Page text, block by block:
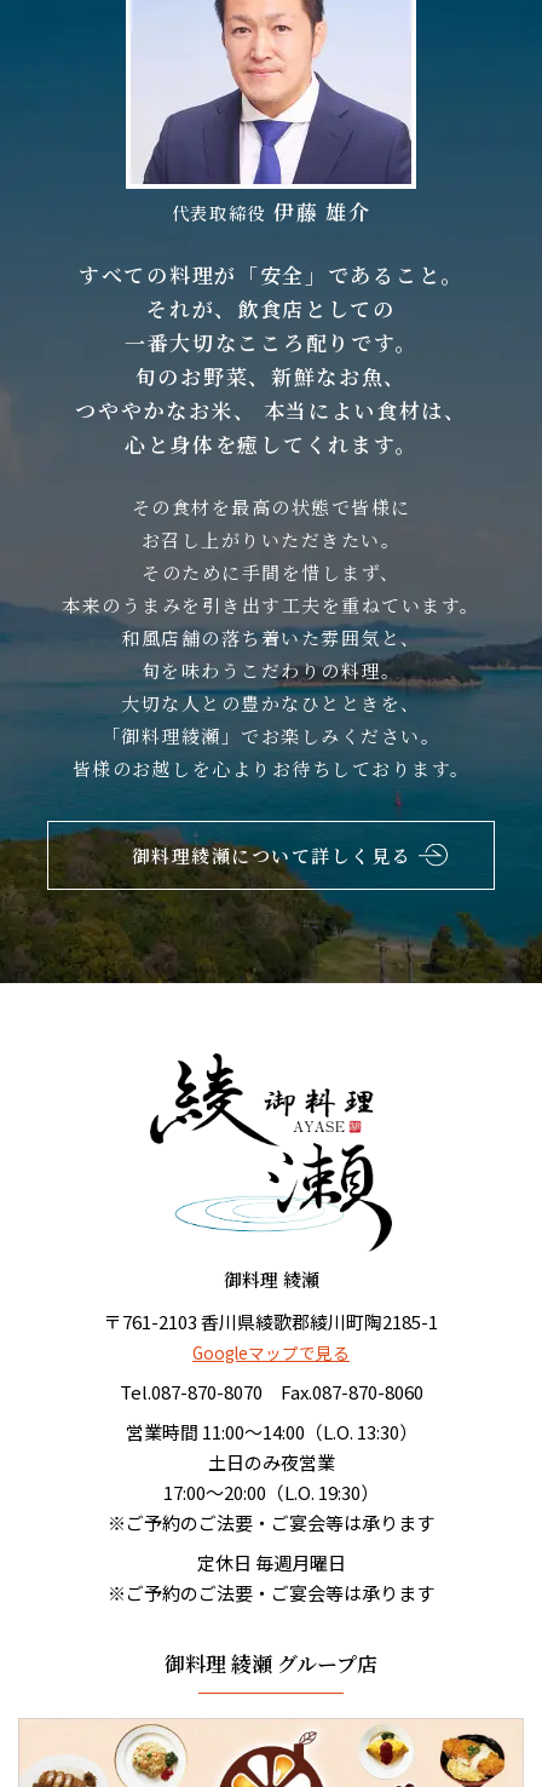
代表取締役 伊藤 雄介
すべての料理が「安全」であること。
それが、飲食店としての
一番大切なこころ配りです。
旬のお野菜、新鮮なお魚、
つややかなお米、
本当によい食材は、
心と身体を癒してくれます。
その食材を最高の状態で皆様に
お召し上がりいただきたい。
そのために手間を惜しまず、
本来のうまみを引き出す工夫を重ねています。
和風店舗の落ち着いた雰囲気と、
旬を味わうこだわりの料理。
大切な人との豊かなひとときを、
「御料理綾瀬」でお楽しみください。
皆様のお越しを心よりお待ちしております。
御料理綾瀬について詳しく見る
御料理 綾瀬
〒761-2103 香川県綾歌郡綾川町陶2185-1
Googleマップで見る
Tel.087-870-8070
Fax.087-870-8060
営業時間 11:00〜14:00（L.O. 13:30）
土日のみ夜営業
17:00〜20:00（L.O. 19:30）
※ご予約のご法要・ご宴会等は承ります
定休日 毎週月曜日
※ご予約のご法要・ご宴会等は承ります
御料理 綾瀬 グループ店